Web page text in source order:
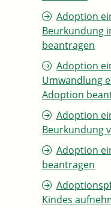
Adoption
Beurkundung
beantragen
Adoption
Umwandlung
Adoption
Adoption
Beurkundung
Adoption
beantragen
Kindes